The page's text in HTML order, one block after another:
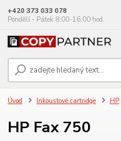
+420 373 033 078
Pondělí - Pátek 8:00-16:00 hod.
Úvod Inkoustové cartridge HP
HP Fax 750